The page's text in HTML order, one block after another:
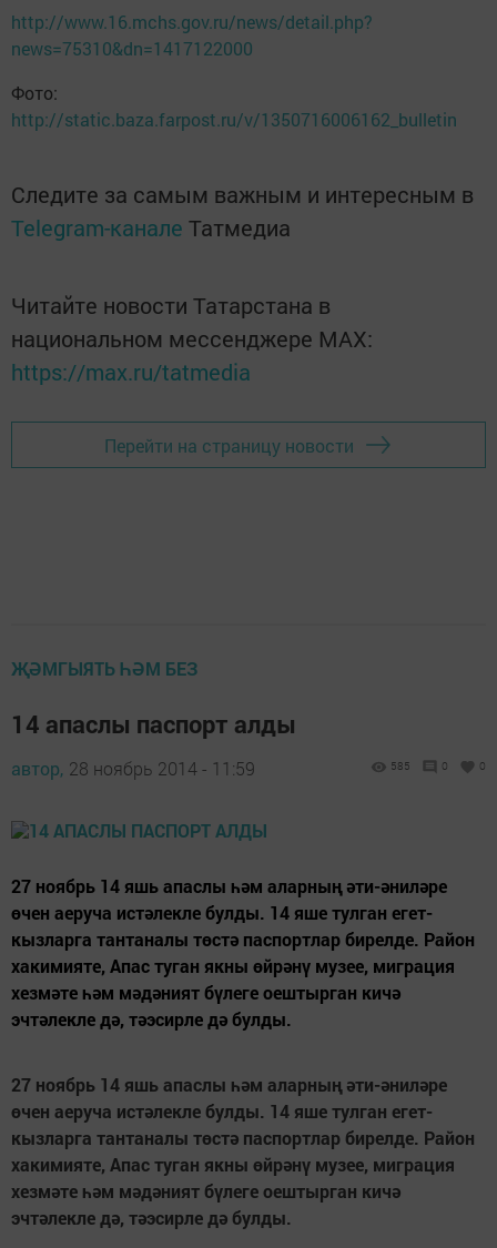
http://www.16.mchs.gov.ru/news/detail.php?
news=75310&dn=1417122000
Фото:
http://static.baza.farpost.ru/v/1350716006162_bulletin
Следите за самым важным и интересным в
Telegram-канале Татмедиа
Читайте новости Татарстана в
национальном мессенджере MАХ:
https://max.ru/tatmedia
Перейти на страницу новости
ҖӘМГЫЯТЬ ҺӘМ БЕЗ
14 апаслы паспорт алды
автор, 28 ноябрь 2014 - 11:59 585 0 0
27 ноябрь 14 яшь апаслы һәм аларның әти-әниләре
өчен аеруча истәлекле булды. 14 яше тулган егет-
кызларга тантаналы төстә паспортлар бирелде. Район
хакимияте, Апас туган якны өйрәнү музее, миграция
хезмәте һәм мәдәният бүлеге оештырган кичә
эчтәлекле дә, тәэсирле дә булды.
27 ноябрь 14 яшь апаслы һәм аларның әти-әниләре
өчен аеруча истәлекле булды. 14 яше тулган егет-
кызларга тантаналы төстә паспортлар бирелде. Район
хакимияте, Апас туган якны өйрәнү музее, миграция
хезмәте һәм мәдәният бүлеге оештырган кичә
эчтәлекле дә, тәэсирле дә булды.